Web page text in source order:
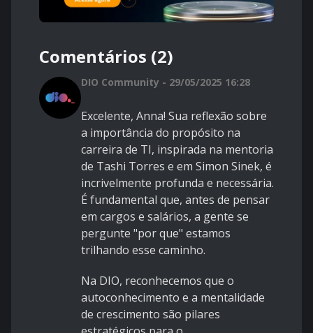
Comentários (2)
DIO Community - 29/05/2025 16:28
Excelente, Anna! Sua reflexão sobre
a importância do propósito na
carreira de TI, inspirada na mentoria
de Tashi Torres e em Simon Sinek, é
incrivelmente profunda e necessária.
É fundamental que, antes de pensar
em cargos e salários, a gente se
pergunte "por que" estamos
trilhando esse caminho.
Na DIO, reconhecemos que o
autoconhecimento e a mentalidade
de crescimento são pilares